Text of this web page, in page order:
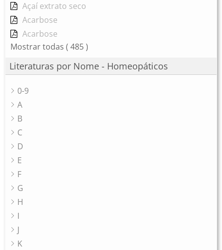
Açaí extrato seco
Acarbose
Acarbose
Mostrar todas ( 485 )
Literaturas por Nome - Homeopáticos
0-9
A
B
C
D
E
F
G
H
I
J
K